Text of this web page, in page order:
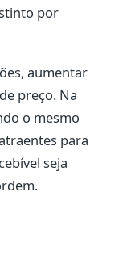
por
aumentar
preço. Na
o mesmo
para
seja